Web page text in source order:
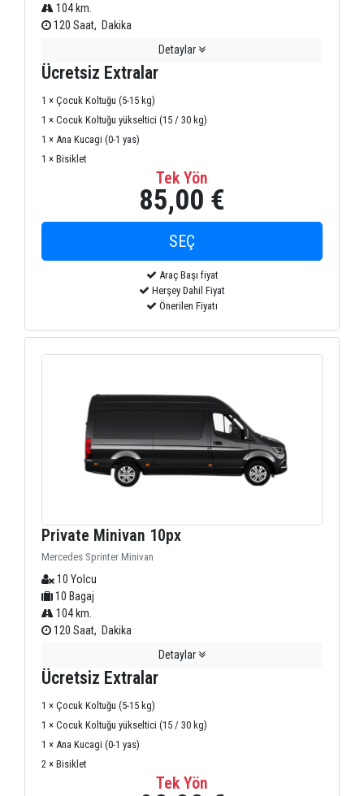
104 km.
120 Saat, Dakika
Detaylar
Ücretsiz Extralar
1 × Çocuk Koltuğu (5-15 kg)
1 × Cocuk Koltuğu yükseltici (15 / 30 kg)
1 × Ana Kucagi (0-1 yas)
1 × Bisiklet
Tek Yön
85,00 €
Araç Başı fiyat
Herşey Dahil Fiyat
Önerilen Fiyatı
Private Minivan 10px
Mercedes Sprinter Minivan
10 Yolcu
10 Bagaj
104 km.
120 Saat, Dakika
Detaylar
Ücretsiz Extralar
1 × Çocuk Koltuğu (5-15 kg)
1 × Cocuk Koltuğu yükseltici (15 / 30 kg)
1 × Ana Kucagi (0-1 yas)
2 × Bisiklet
Tek Yön